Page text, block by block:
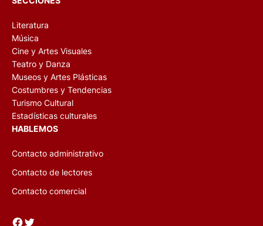
Literatura
Música
Cine y Artes Visuales
Teatro y Danza
Museos y Artes Plásticas
Costumbres y Tendencias
Turismo Cultural
Estadísticas culturales
HABLEMOS
Contacto administrativo
Contacto de lectores
Contacto comercial
Facebook Twitter